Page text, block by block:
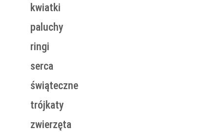
kwiatki
paluchy
ringi
serca
świąteczne
trójkaty
zwierzęta